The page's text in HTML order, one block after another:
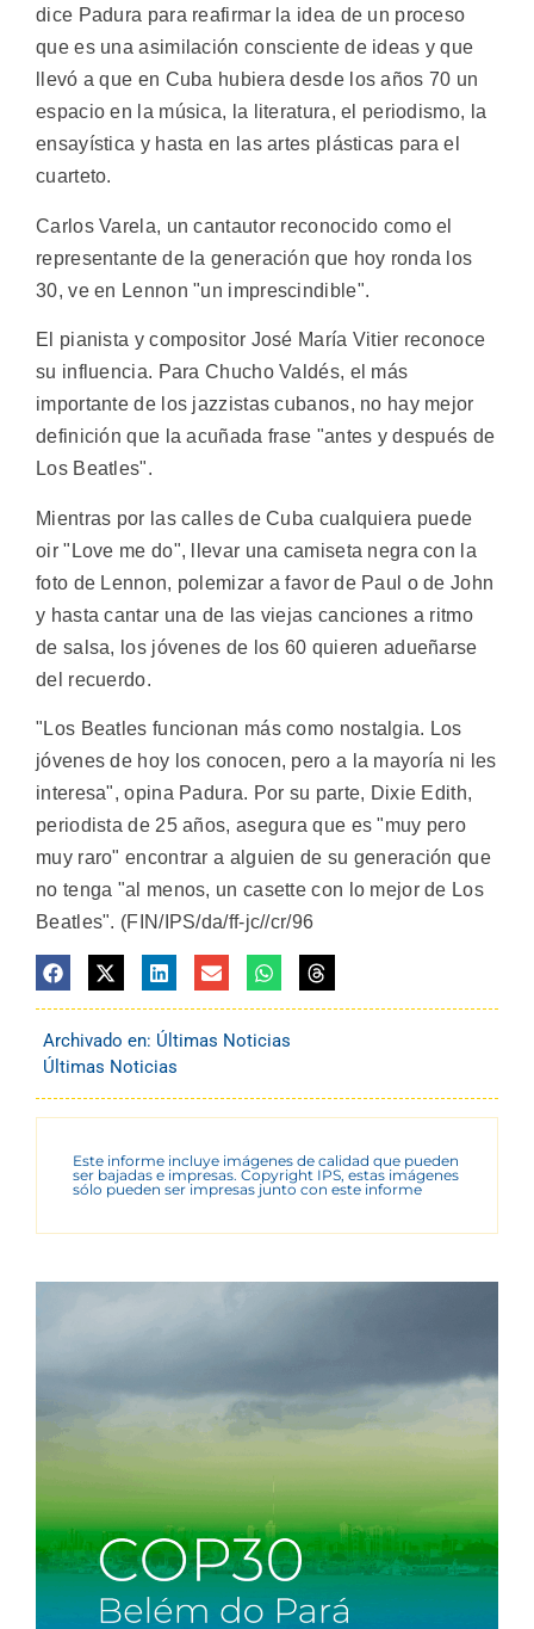
dice Padura para reafirmar la idea de un proceso
que es una asimilación consciente de ideas y que
llevó a que en Cuba hubiera desde los años 70 un
espacio en la música, la literatura, el periodismo, la
ensayística y hasta en las artes plásticas para el
cuarteto.
Carlos Varela, un cantautor reconocido como el
representante de la generación que hoy ronda los
30, ve en Lennon "un imprescindible".
El pianista y compositor José María Vitier reconoce
su influencia. Para Chucho Valdés, el más
importante de los jazzistas cubanos, no hay mejor
definición que la acuñada frase "antes y después de
Los Beatles".
Mientras por las calles de Cuba cualquiera puede
oir "Love me do", llevar una camiseta negra con la
foto de Lennon, polemizar a favor de Paul o de John
y hasta cantar una de las viejas canciones a ritmo
de salsa, los jóvenes de los 60 quieren adueñarse
del recuerdo.
"Los Beatles funcionan más como nostalgia. Los
jóvenes de hoy los conocen, pero a la mayoría ni les
interesa", opina Padura. Por su parte, Dixie Edith,
periodista de 25 años, asegura que es "muy pero
muy raro" encontrar a alguien de su generación que
no tenga "al menos, un casette con lo mejor de Los
Beatles". (FIN/IPS/da/ff-jc//cr/96
Archivado en: Últimas Noticias
Últimas Noticias
Este informe incluye imágenes de calidad que pueden
ser bajadas e impresas. Copyright IPS, estas imágenes
sólo pueden ser impresas junto con este informe